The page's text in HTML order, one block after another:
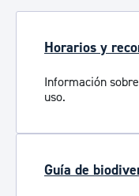
Horarios y
Información
uso.
Guía de